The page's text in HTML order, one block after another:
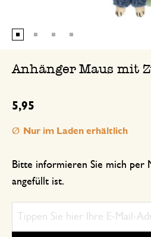
Anhänger Maus mit
5,95
Bitte informieren Sie mich per
angefüllt ist.
Nur im Laden erhältlich